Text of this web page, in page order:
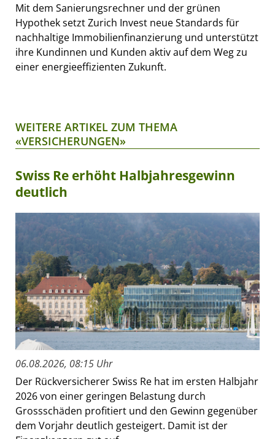
Mit dem Sanierungsrechner und der grünen
Hypothek setzt Zurich Invest neue Standards für
nachhaltige Immobilienfinanzierung und unterstützt
ihre Kundinnen und Kunden aktiv auf dem Weg zu
einer energieeffizienten Zukunft.
WEITERE ARTIKEL ZUM THEMA
«VERSICHERUNGEN»
Swiss Re erhöht Halbjahresgewinn
deutlich
06.08.2026, 08:15 Uhr
Der Rückversicherer Swiss Re hat im ersten Halbjahr
2026 von einer geringen Belastung durch
Grossschäden profitiert und den Gewinn gegenüber
dem Vorjahr deutlich gesteigert. Damit ist der